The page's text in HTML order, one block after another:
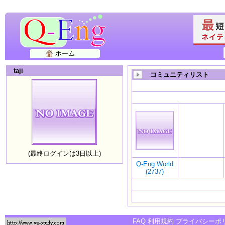
ホーム
taji
(最終ログインは3日以上)
コミュニティリスト
Q-Eng World
(2737)
FAQ 利用規約 プライバシーポ